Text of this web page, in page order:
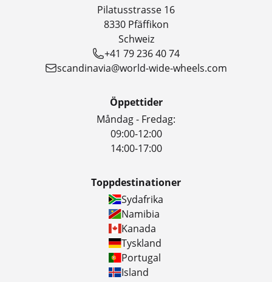
Pilatusstrasse 16
8330 Pfäffikon
Schweiz
+41 79 236 40 74
scandinavia@world-wide-wheels.com
Öppettider
Måndag - Fredag:
09:00-12:00
14:00-17:00
Toppdestinationer
Sydafrika
Namibia
Kanada
Tyskland
Portugal
Island